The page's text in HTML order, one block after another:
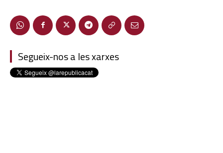
Segueix-nos a les xarxes